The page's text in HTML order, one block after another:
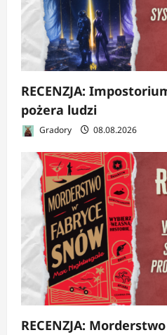
RECENZJA:
pożera ludzi
Gradory 08.08.2026
RECENZJA: